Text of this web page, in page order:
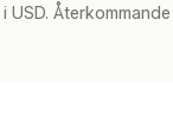
USD.